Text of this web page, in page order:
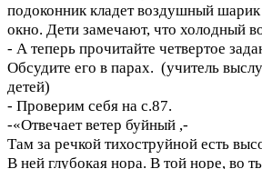
подоконник кладет воздушный
окно. Дети замечают, что холодный
- А теперь прочитайте четвертое
Обсудите его в парах. (учитель
детей)
- Проверим себя на с.87.
-«Отвечает ветер буйный ,-
Там за речкой тихоструйной есть
В ней глубокая нора. В той норе, во